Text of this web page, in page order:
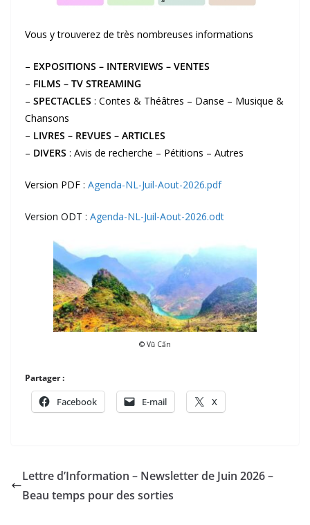
Vous y trouverez de très nombreuses informations
– EXPOSITIONS – INTERVIEWS – VENTES
– FILMS – TV STREAMING
– SPECTACLES : Contes & Théâtres – Danse – Musique &
Chansons
– LIVRES – REVUES – ARTICLES
– DIVERS : Avis de recherche – Pétitions – Autres
Version PDF : Agenda-NL-Juil-Aout-2026.pdf
Version ODT : Agenda-NL-Juil-Aout-2026.odt
© Vũ Cẩn
Partager :
Facebook E-mail X
Lettre d’Information – Newsletter de Juin 2026 –
Beau temps pour des sorties